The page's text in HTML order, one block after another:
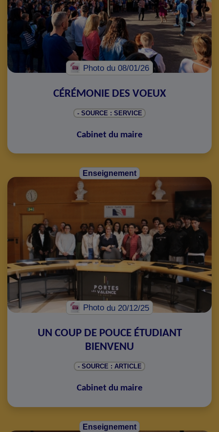
Photo du 08/01/26
CÉRÉMONIE DES VOEUX
- SOURCE : SERVICE
Cabinet du maire
Enseignement
Photo du 20/12/25
UN COUP DE POUCE ÉTUDIANT
BIENVENU
- SOURCE : ARTICLE
Cabinet du maire
Enseignement